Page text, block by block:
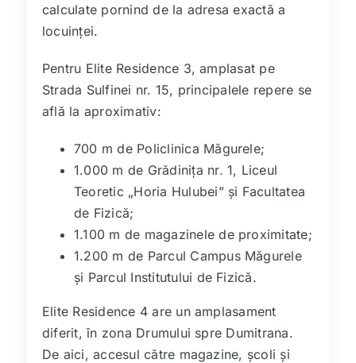
calculate pornind de la adresa exactă a
locuinței.
Pentru Elite Residence 3, amplasat pe
Strada Sulfinei nr. 15, principalele repere se
află la aproximativ:
700 m de Policlinica Măgurele;
1.000 m de Grădinița nr. 1, Liceul
Teoretic „Horia Hulubei” și Facultatea
de Fizică;
1.100 m de magazinele de proximitate;
1.200 m de Parcul Campus Măgurele
și Parcul Institutului de Fizică.
Elite Residence 4 are un amplasament
diferit, în zona Drumului spre Dumitrana.
De aici, accesul către magazine, școli și